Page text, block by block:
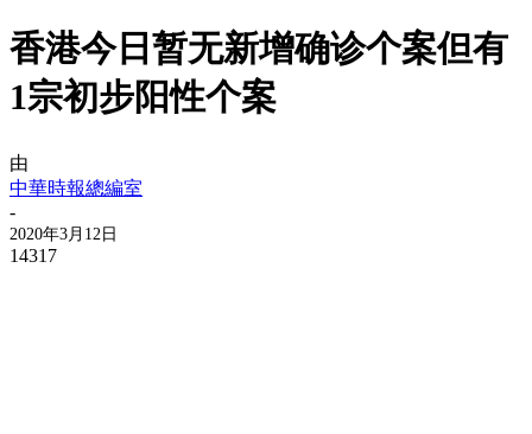
香港今日暂无新增确诊个案但有
1宗初步阳性个案
由
中華時報總編室
-
2020年3月12日
14317